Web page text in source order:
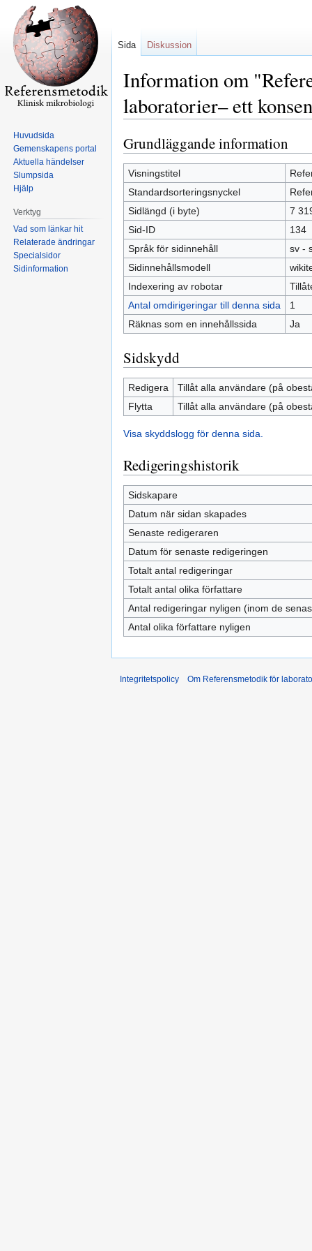
Information om
laboratorier– ett
Hoppa
till
navigering
Hoppa
till
sök
Grundläggande information
Visningstitel
Standardsorteringsnyckel
Sidlängd (i byte)
7
Sid-ID
134
Språk för sidinnehåll
sv -
Sidinnehållsmodell
Indexering av robotar
Antal omdirigeringar till denna sida
1
Räknas som en innehållssida
Ja
Sidskydd
Redigera
Tillåt alla användare (på
Flytta
Tillåt alla användare (på
Visa skyddslogg för denna sida.
Redigeringshistorik
Sidskapare
Datum när sidan skapades
Senaste redigeraren
Datum för senaste redigeringen
Totalt antal redigeringar
Totalt antal olika författare
Antal redigeringar nyligen (inom de
Antal olika författare nyligen
Sida Diskussion
Huvudsida
Gemenskapens portal
Aktuella händelser
Slumpsida
Hjälp
Verktyg
Vad som länkar hit
Relaterade ändringar
Specialsidor
Sidinformation
Integritetspolicy Om Referensmetodik för